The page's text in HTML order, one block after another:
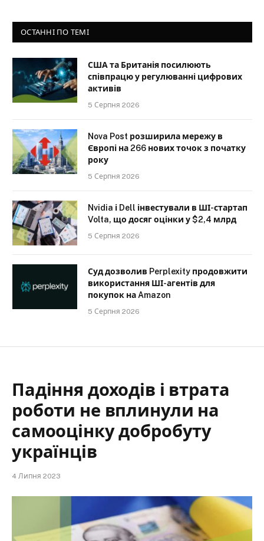
ОСТАННІ ПО ТЕМІ
США та Британія посилюють
співпрацю у регулюванні цифрових
активів
5 Серпня 2026
Nova Post розширила мережу в
Європі на 266 нових точок з початку
року
5 Серпня 2026
Nvidia і Dell інвестували в ШІ-стартап
Volta, що досяг оцінки у $2,4 млрд
5 Серпня 2026
Суд дозволив Perplexity продовжити
використання ШІ-агентів для
покупок на Amazon
5 Серпня 2026
Падіння доходів і втрата
роботи не вплинули на
самооцінку добробуту
українців
4 Липня 2023